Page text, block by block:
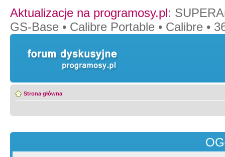
Aktualizacje na programosy.pl:
GS-Base • Calibre Portable • Calibre •
Strona główna